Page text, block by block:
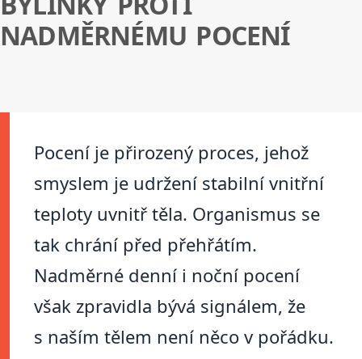
NADMĚRNÉMU POCENÍ
Pocení je přirozený proces, jehož
smyslem je udržení stabilní vnitřní
teploty uvnitř těla. Organismus se
tak chrání před přehřátím.
Nadměrné denní i noční pocení
však zpravidla bývá signálem, že
s naším tělem není něco v pořádku.